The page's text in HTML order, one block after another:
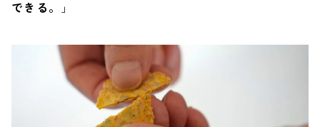
できる。
」